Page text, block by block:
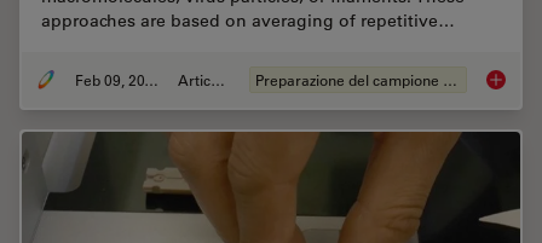
approaches are based on averaging of repetitive…
Feb 09, 2015 Articolo Preparazione del campione EM